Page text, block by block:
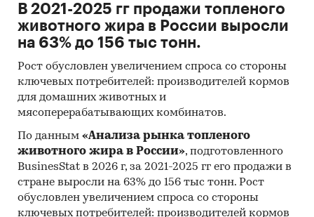
общей инфляцией, 2004-2025
Инфляция на товар в ФО в сравнении с
общей инфляцией за месяц. Данные за
актуальный месяц к предыдущему месяцу,
2004-2025
Инфляция на товар в ФО в сравнении с
актуальный месяц к предыдущему году,
2004-2025
Цены на товар в регионах ФО. Указаны
регионы с максимальной и минимальной
В 2021-2025 гг продажи топленого
животного жира в России выросли
на 63% до 156 тыс тонн.
Рост обусловлен увеличением спроса со стороны
ключевых потребителей: производителей кормов
для домашних животных и
мясоперерабатывающих комбинатов.
По данным «Анализа рынка топленого
животного жира в России», подготовленного
BusinesStat в 2026 г, за 2021-2025 гг его продажи в
стране выросли на 63% до 156 тыс тонн. Рост
обусловлен увеличением спроса со стороны
ключевых потребителей: производителей кормов